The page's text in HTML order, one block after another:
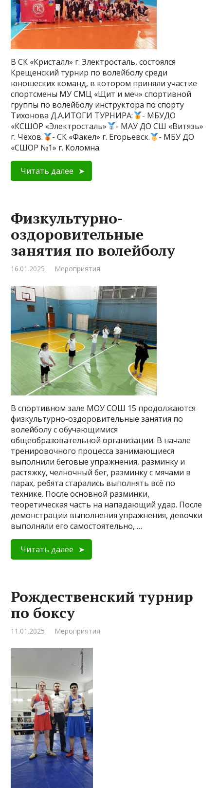
В СК «Кристалл» г. Электросталь, состоялся
Крещенский турнир по волейболу среди
юношеских команд, в котором приняли участие
спортсмены МУ СМЦ «Щит и меч» спортивной
группы по волейболу инструктора по спорту
Тихонова Д.А.ИТОГИ ТУРНИРА:
- МБУДО
«КСШОР «Электросталь»
- МАУ ДО СШ «Витязь»
г. Чехов.
- СК «Факел» г. Егорьевск.
- МБУ ДО
«СШОР №1» г. Коломна.
Читать далее
Физкультурно-
оздоровительные
занятия по волейболу
16.01.2025 Мероприятия
В спортивном зале МОУ СОШ 15 продолжаются
физкультурно-оздоровительные занятия по
волейболу с обучающимися
общеобразовательной организации. В начале
тренировочного процесса занимающиеся
выполнили беговые упражнения, разминку и
растяжку, челночный бег, разминку с мячами в
парах, ребята старались выполнять всё по
технике. После основной разминки,
теоретическая часть на нападающий удар. После
демонстрации выполнения упражнения, девочки
выполняли его самостоятельно, …
Читать далее
Рождественский турнир
по боксу
11.01.2025 Мероприятия